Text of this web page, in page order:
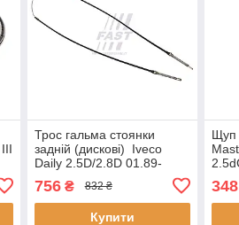
Трос гальма стоянки
задній (дискові) Iveco
Daily 2.5D/2.8D 01.89-
756₴ 832 ₴
Купити
Щуп
348